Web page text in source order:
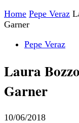
Home Pepe Veraz
Garner
Pepe Veraz
Laura
Garner
10/06/2018